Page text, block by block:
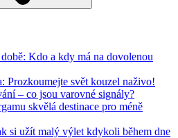
Kdo a kdy má na dovolenou
Prozkoumejte svět kouzel naživo!
– co jsou varovné signály?
skvělá destinace pro méně
si užít malý výlet kdykoli během dne